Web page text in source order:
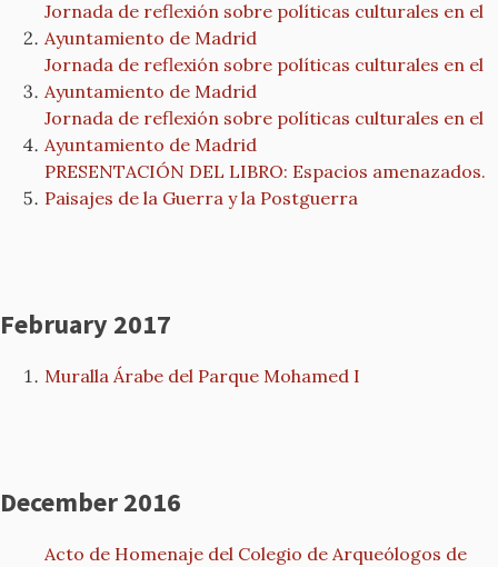
Jornada de reflexión sobre políticas culturales en el
Ayuntamiento de Madrid
Jornada de reflexión sobre políticas culturales en el
Ayuntamiento de Madrid
Jornada de reflexión sobre políticas culturales en el
Ayuntamiento de Madrid
PRESENTACIÓN DEL LIBRO: Espacios amenazados.
Paisajes de la Guerra y la Postguerra
February 2017
Muralla Árabe del Parque Mohamed I
December 2016
Acto de Homenaje del Colegio de Arqueólogos de